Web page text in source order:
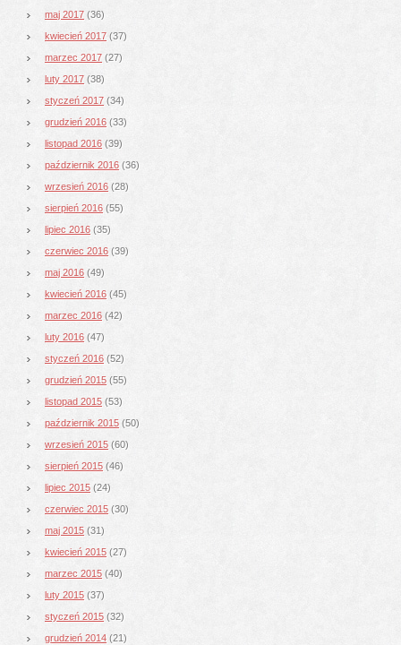
maj 2017 (36)
kwiecień 2017 (37)
marzec 2017 (27)
luty 2017 (38)
styczeń 2017 (34)
grudzień 2016 (33)
listopad 2016 (39)
październik 2016 (36)
wrzesień 2016 (28)
sierpień 2016 (55)
lipiec 2016 (35)
czerwiec 2016 (39)
maj 2016 (49)
kwiecień 2016 (45)
marzec 2016 (42)
luty 2016 (47)
styczeń 2016 (52)
grudzień 2015 (55)
listopad 2015 (53)
październik 2015 (50)
wrzesień 2015 (60)
sierpień 2015 (46)
lipiec 2015 (24)
czerwiec 2015 (30)
maj 2015 (31)
kwiecień 2015 (27)
marzec 2015 (40)
luty 2015 (37)
styczeń 2015 (32)
grudzień 2014 (21)